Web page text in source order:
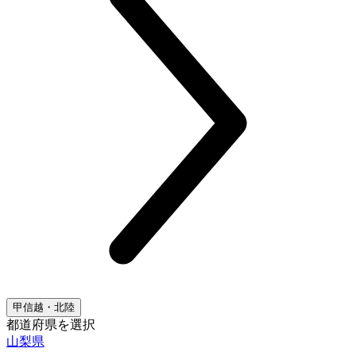
甲信越・北陸
都道府県を選択
山梨県